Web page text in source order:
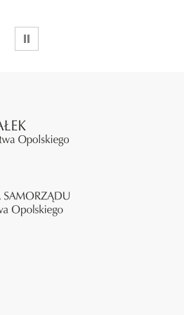
WSTRZYMAJ